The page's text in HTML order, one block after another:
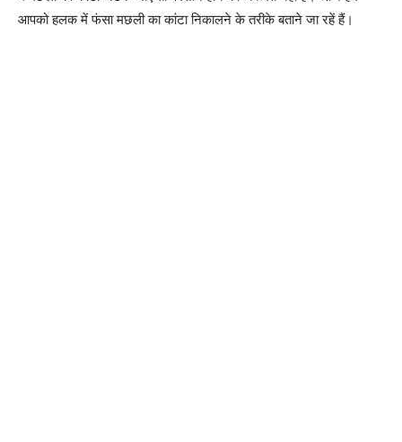
आपको हलक में फंसा मछली का कांटा निकालने के तरीके बताने जा रहें हैं।